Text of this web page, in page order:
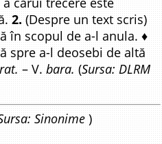
2. (Despre un text scris)
în scopul de a-l anula. ♦
spre a-l deosebi de altă
– V.bara. (Sursa: DLRM
Sinonime )